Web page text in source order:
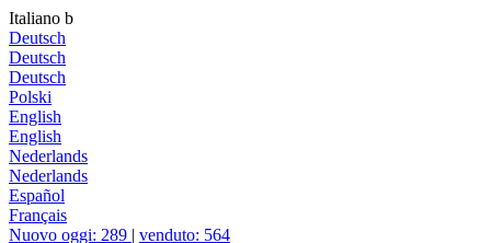
Italiano b
Deutsch
Deutsch
Deutsch
Polski
English
English
Nederlands
Nederlands
Español
Français
Nuovo oggi: 289 | venduto: 564